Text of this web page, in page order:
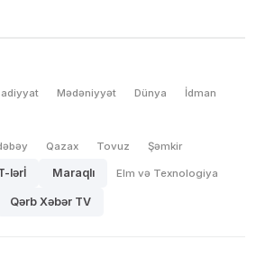
Mədəniyyət Dünya İdman
Qazax Tovuz Şəmkir
lərİ Maraqlı Elm və Texnologiya
Qərb Xəbər TV